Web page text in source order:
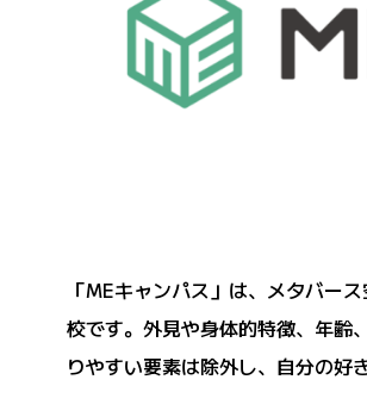
「MEキャンパス」は、メタバー
校です。外見や身体的特徴、年齢
りやすい要素は除外し、自分の好